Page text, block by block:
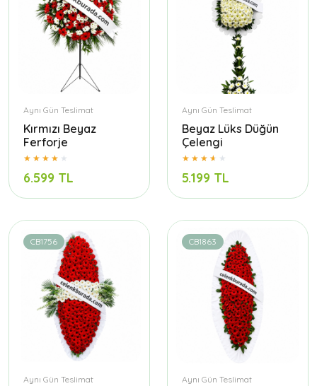
Aynı Gün Teslimat
Kırmızı Beyaz
Ferforje
6.599 TL
Aynı Gün Teslimat
Beyaz Lüks Düğün
Çelengi
5.199 TL
CB1756
Aynı Gün Teslimat
CB1863
Aynı Gün Teslimat